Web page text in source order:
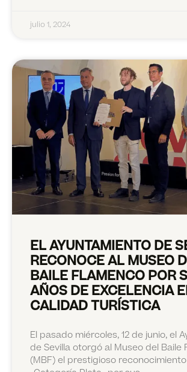
julio 1, 2024
EL AYUNTAMIENTO DE
RECONOCE AL MUSEO
BAILE FLAMENCO POR
AÑOS DE EXCELENCIA
CALIDAD TURÍSTICA
El pasado miércoles, 12 de junio, el
de Sevilla otorgó al Museo del Baile
(MBF) el prestigioso